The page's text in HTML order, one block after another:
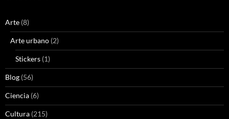
Arte (8)
Arte urbano (2)
Stickers (1)
Blog (56)
Ciencia (6)
Cultura (215)